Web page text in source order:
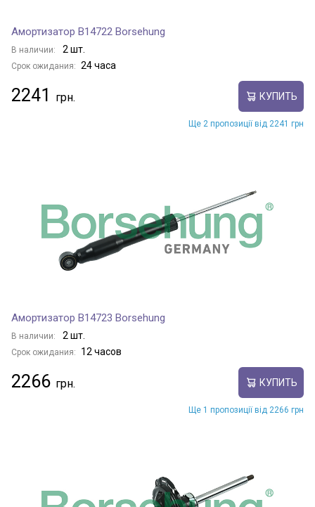
Амортизатор B14722 Borsehung
В наличии: 2 шт.
Срок ожидания: 24 часа
2241 КУПИТЬ
Ще 2 пропозиції від 2241 грн
Амортизатор B14723 Borsehung
В наличии: 2 шт.
Срок ожидания: 12 часов
2266 КУПИТЬ
Ще 1 пропозиції від 2266 грн